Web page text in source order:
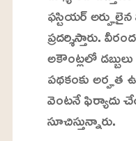
ఫస్టియర్
ప్రదర్శిస్తారు.
అకౌంట్లలో
పథకంకు అర్హత
వెంటనే ఫిర్యాదు
సూచిస్తున్నారు.